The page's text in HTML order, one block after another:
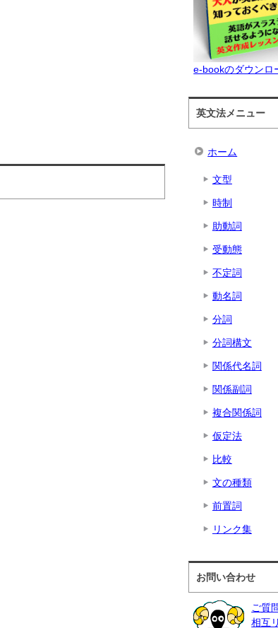
e-bookのダウンロ
英文法メニュー
ホーム
文型
時制
助動詞
受動態
不定詞
動名詞
分詞
分詞構文
関係代名詞
関係副詞
複合関係詞
仮定法
比較
文の種類
前置詞
リンク集
お問い合わせ
ご質
相互